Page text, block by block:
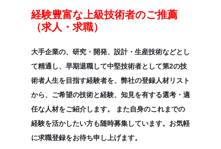
経験豊富な上級技術者のご推薦
（求人・求職）
大手企業の、研究・開発、設計・生産技術などとし
て精通し、早期退職して中堅技術者として第2の技
術者人生を目指す経験者を、弊社の登録人材リスト
から、ご希望の技術と経験、知見を有する選考・適
任な人材をご紹介します。 また自身のこれまでの
経験を活かしたい方も随時募集しています。お気軽
に求職登録をお待ち申し上げます。